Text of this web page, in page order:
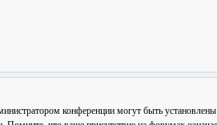
конференции могут быть